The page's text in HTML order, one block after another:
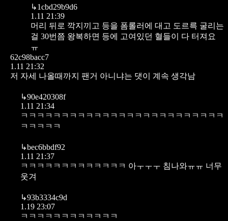
↳1cbd29b9d6
1.11 21:39
머리 뒤로 깍지끼고 등을 폼롤러에 대고 도르륵 굴리는
걸 30번쯤 왕복하면 등에 고여있던 혈들이 다 터져요
ㅠ
62c98bacc7
1.11 21:32
저 자세 나올때까지 팬거 아니냐는 댓이 계속 생각남
↳90e420308f
1.11 21:34
ㅋㅋㅋㅋㅋㅋㅋㅋㅋㅋㅋㅋㅋㅋㅋㅋㅋㅋㅋㅋㅋㅋㅋㅋㅋ
ㅋㅋㅋㅋㅋ
↳bec6bbdf92
1.11 21:37
ㅋㅋㅋㅋㅋㅋㅋㅋㅋㅋㅋㅋㅋ 아ㅜㅜㅜ 침나와ㅠㅠ 너무
웃겨
↳93b3334c9d
1.19 23:07
ㅋㅋㅋㅋㅋㅋㅋㅋㅋㅋㅋㅋ